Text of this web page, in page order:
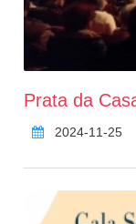
Prata da
2024-11-25